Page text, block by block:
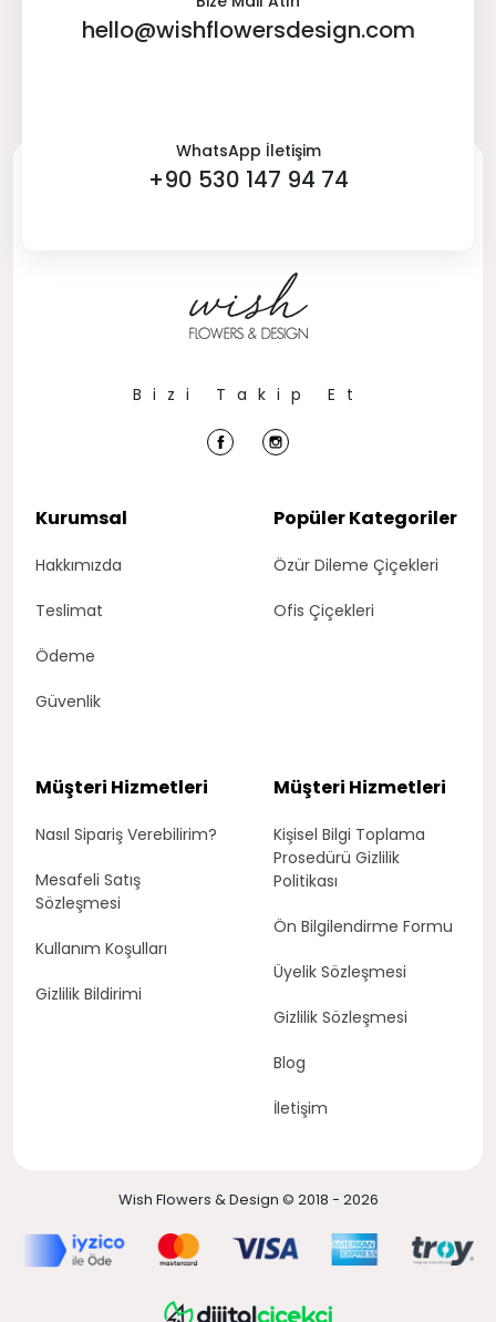
hello@wishflowersdesign.com
WhatsApp İletişim
+90 530 147 94 74
Kurumsal
Hakkımızda
Teslimat
Ödeme
Güvenlik
Popüler Kategoriler
Özür Dileme Çiçekleri
Ofis Çiçekleri
Bizi Takip Et
Müşteri Hizmetleri
Nasıl Sipariş Verebilirim?
Mesafeli Satış
Sözleşmesi
Kullanım Koşulları
Gizlilik Bildirimi
Müşteri Hizmetleri
Kişisel Bilgi Toplama
Prosedürü Gizlilik
Politikası
Ön Bilgilendirme Formu
Üyelik Sözleşmesi
Gizlilik Sözleşmesi
Blog
İletişim
Wish Flowers & Design © 2018 - 2026